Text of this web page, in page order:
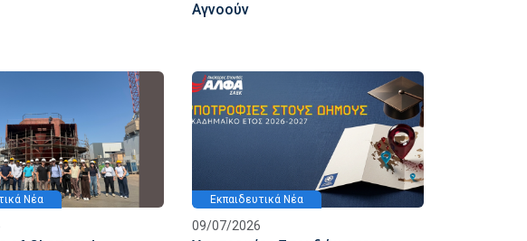
Αγνοούν
Νέα Εκπαιδευτικά Νέα
09/07/2026